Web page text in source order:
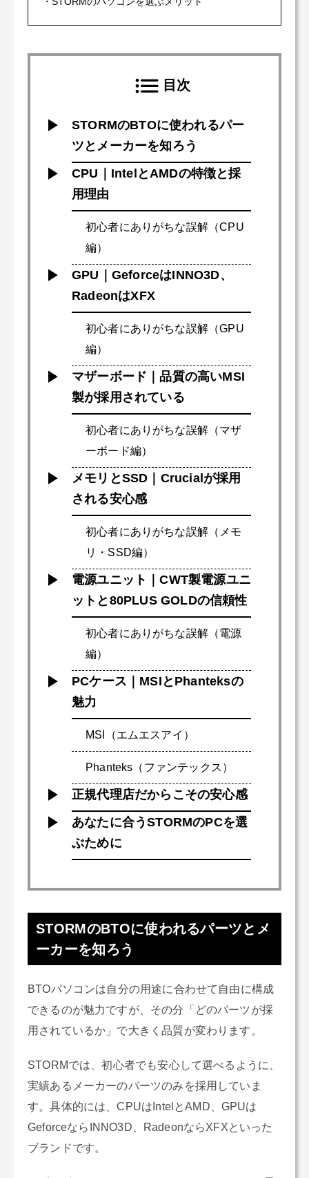
目次
STORMのBTOに使われるパー
ツとメーカーを知ろう
CPU｜IntelとAMDの特徴と採
用理由
初心者にありがちな誤解（CPU
編）
GPU｜GeforceはINNO3D、
RadeonはXFX
初心者にありがちな誤解（GPU
編）
マザーボード｜品質の高いMSI
製が採用されている
初心者にありがちな誤解（マザ
ーボード編）
メモリとSSD｜Crucialが採用
される安心感
初心者にありがちな誤解（メモ
リ・SSD編）
電源ユニット｜CWT製電源ユニ
ットと80PLUS GOLDの信頼性
初心者にありがちな誤解（電源
編）
PCケース｜MSIとPhanteksの
魅力
MSI（エムエスアイ）
Phanteks（ファンテックス）
正規代理店だからこその安心感
あなたに合うSTORMのPCを選
ぶために
STORMのBTOに使われるパーツとメ
ーカーを知ろう
BTOパソコンは自分の用途に合わせて自由に構成
できるのが魅力ですが、その分「どのパーツが採
用されているか」で大きく品質が変わります。
STORMでは、初心者でも安心して選べるように、
実績あるメーカーのパーツのみを採用していま
す。具体的には、CPUはIntelとAMD、GPUは
GeforceならINNO3D、RadeonならXFXといった
ブランドです。